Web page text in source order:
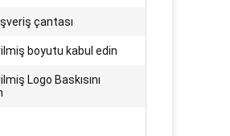
çantası
boyutu kabul edin
Logo Baskısını